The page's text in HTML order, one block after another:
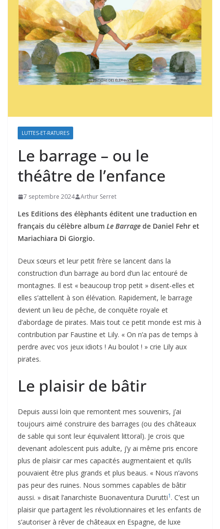
LUTTES-ET-RATURES
Le barrage – ou le
théâtre de l’enfance
7 septembre 2024 Arthur Serret
Les Editions des élèphants éditent une traduction en
français du célèbre album Le Barrage de Daniel Fehr et
Mariachiara Di Giorgio.
Deux sœurs et leur petit frère se lancent dans la
construction d’un barrage au bord d’un lac entouré de
montagnes. Il est « beaucoup trop petit » disent-elles et
elles s’attellent à son élévation. Rapidement, le barrage
devient un lieu de pêche, de conquête royale et
d’abordage de pirates. Mais tout ce petit monde est mis à
contribution par Faustine et Lily. « On n’a pas de temps à
perdre avec vos jeux idiots ! Au boulot ! » crie Lily aux
pirates.
Le plaisir de bâtir
Depuis aussi loin que remontent mes souvenirs, j’ai
toujours aimé construire des barrages (ou des châteaux
de sable qui sont leur équivalent littoral). Je crois que
devenant adolescent puis adulte, j’y ai même pris encore
plus de plaisir car mes capacités augmentaient et qu’ils
pouvaient être plus grands et plus beaus. « Nous n’avons
pas peur des ruines. Nous sommes capables de bâtir
aussi. » disait l’anarchiste Buonaventura Durutti1 . C’est un
plaisir que partagent les révolutionnaires et les enfants de
s’autoriser à rêver de châteaux en Espagne, de luxe